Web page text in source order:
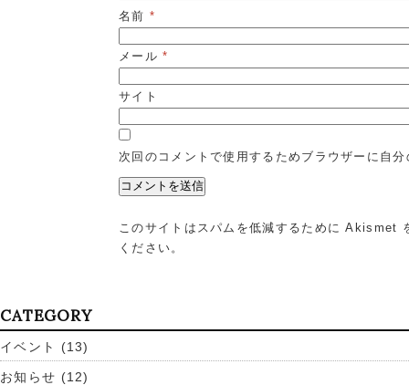
名前 *
メール*
サイト
次回のコメントで使用するためブラウザーに自
このサイトはスパムを低減するために Akismet
ください。
CATEGORY
イベント (13)
お知らせ (12)